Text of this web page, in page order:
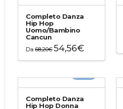
Completo Danza
Hip Hop
Uomo/Bambino
Cancun
Da68,20€ 54,56€
Le
Completo Danza
Hip Hop Donna